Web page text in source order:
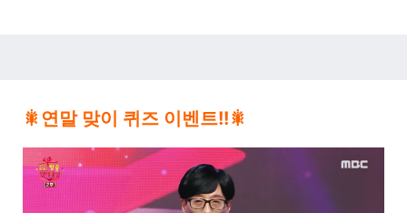
🎇연말 맞이 퀴즈 이벤트!!🎇